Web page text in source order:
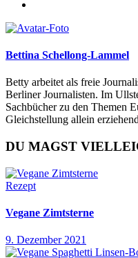
Bettina Schellong-Lammel
Betty arbeitet als freie
Berliner Journalisten. Im
Sachbücher zu den Themen
Gleichstellung allein
DU MAGST
Rezept
Vegane Zimtsterne
9. Dezember 2021